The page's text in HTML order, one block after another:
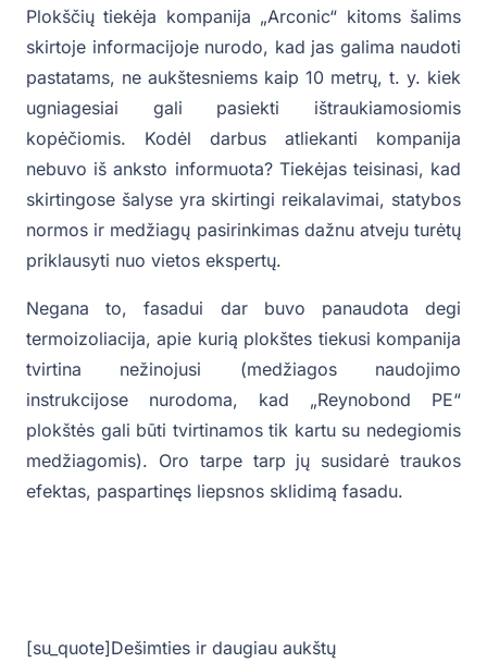
Plokščių tiekėja kompanija „Arconic“ kitoms šalims
skirtoje informacijoje nurodo, kad jas galima naudoti
pastatams, ne aukštesniems kaip 10 metrų, t. y. kiek
ugniagesiai gali pasiekti ištraukiamosiomis
kopėčiomis. Kodėl darbus atliekanti kompanija
nebuvo iš anksto informuota? Tiekėjas teisinasi, kad
skirtingose šalyse yra skirtingi reikalavimai, statybos
normos ir medžiagų pasirinkimas dažnu atveju turėtų
priklausyti nuo vietos ekspertų.
Negana to, fasadui dar buvo panaudota degi
termoizoliacija, apie kurią plokštes tiekusi kompanija
tvirtina nežinojusi (medžiagos naudojimo
instrukcijose nurodoma, kad „Reynobond PE“
plokštės gali būti tvirtinamos tik kartu su nedegiomis
medžiagomis). Oro tarpe tarp jų susidarė traukos
efektas, paspartinęs liepsnos sklidimą fasadu.
[su_quote]Dešimties ir daugiau aukštų